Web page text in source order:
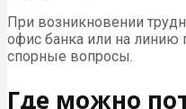
При возникновении
офис банка или на линию
спорные вопросы.
Где можно